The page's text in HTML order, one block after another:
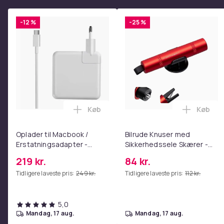
-12 %
Oplader til Macbook /
Erstatningsadapter -
219 kr.
Tidligere laveste pris: 249 kr.
Læg Oplader til Macbook /
Køb
5,0
mandag, 17 aug.
-25 %
Bilrude Knuser med
Sikkerhedssele Skærer -
Kompatibel med Alle
Bilmodeller Red
84 kr.
Tidligere laveste pris: 112 kr.
Læg
Køb
mandag, 17 aug.